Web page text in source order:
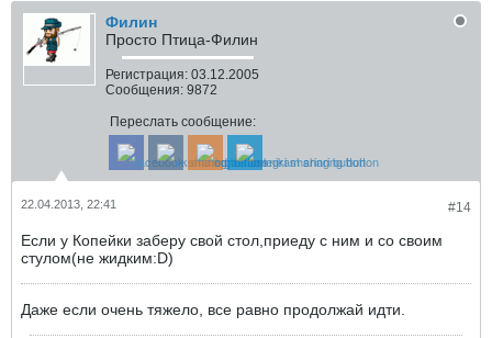
Филин
Просто Птица-Филин
Регистрация: 03.12.2005
Сообщения: 9872
Переслать сообщение:
#14
22.04.2013, 22:41
Если у Копейки заберу свой стол,приеду с ним и со своим
стулом(не жидким:D)
Даже если очень тяжело, все равно продолжай идти.